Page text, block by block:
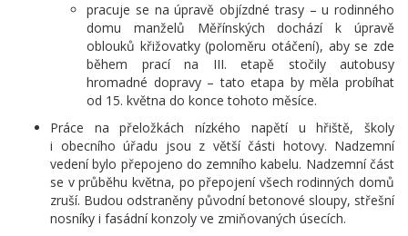
pracuje se na úpravě objízdné trasy – u rodinného
domu manželů Měřínských dochází k úpravě
oblouků křižovatky (poloměru otáčení), aby se zde
během prací na III. etapě stočily autobusy
hromadné dopravy – tato etapa by měla probíhat
od 15. května do konce tohoto měsíce.
Práce na přeložkách nízkého napětí u hřiště, školy
i obecního úřadu jsou z větší části hotovy. Nadzemní
vedení bylo přepojeno do zemního kabelu. Nadzemní část
se v průběhu května, po přepojení všech rodinných domů
zruší. Budou odstraněny původní betonové sloupy, střešní
nosníky i fasádní konzoly ve zmiňovaných úsecích.